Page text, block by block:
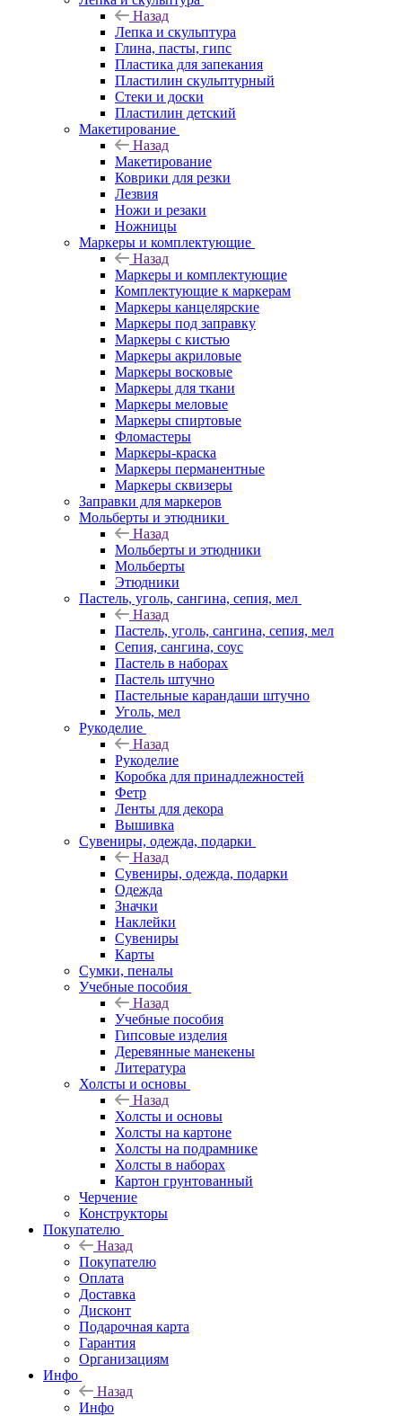
Назад
Лепка и скульптура
Глина, пасты, гипс
Пластика для запекания
Пластилин скульптурный
Стеки и доски
Пластилин детский
Макетирование
Назад
Макетирование
Коврики для резки
Лезвия
Ножи и резаки
Ножницы
Маркеры и комплектующие
Назад
Маркеры и комплектующие
Комплектующие к маркерам
Маркеры канцелярские
Маркеры под заправку
Маркеры с кистью
Маркеры акриловые
Маркеры восковые
Маркеры для ткани
Маркеры меловые
Маркеры спиртовые
Фломастеры
Маркеры-краска
Маркеры перманентные
Маркеры сквизеры
Заправки для маркеров
Мольберты и этюдники
Назад
Мольберты и этюдники
Мольберты
Этюдники
Пастель, уголь, сангина, сепия, мел
Назад
Пастель, уголь, сангина, сепия, мел
Сепия, сангина, соус
Пастель в наборах
Пастель штучно
Пастельные карандаши штучно
Уголь, мел
Рукоделие
Назад
Рукоделие
Коробка для принадлежностей
Фетр
Ленты для декора
Вышивка
Сувениры, одежда, подарки
Назад
Сувениры, одежда, подарки
Одежда
Значки
Наклейки
Сувениры
Карты
Сумки, пеналы
Учебные пособия
Назад
Учебные пособия
Гипсовые изделия
Деревянные манекены
Литература
Холсты и основы
Назад
Холсты и основы
Холсты на картоне
Холсты на подрамнике
Холсты в наборах
Картон грунтованный
Черчение
Конструкторы
Покупателю
Назад
Покупателю
Оплата
Доставка
Дисконт
Подарочная карта
Гарантия
Организациям
Инфо
Назад
Инфо